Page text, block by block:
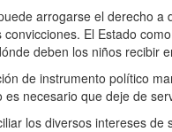
arrogarse el derecho a
El Estado
deben los niños recibir
de instrumento político
necesario que deje de
los diversos intereses de